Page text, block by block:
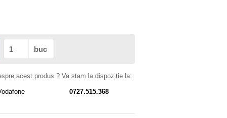
buc
acest produs ? Va stam la dispozitie la:
0727.515.368